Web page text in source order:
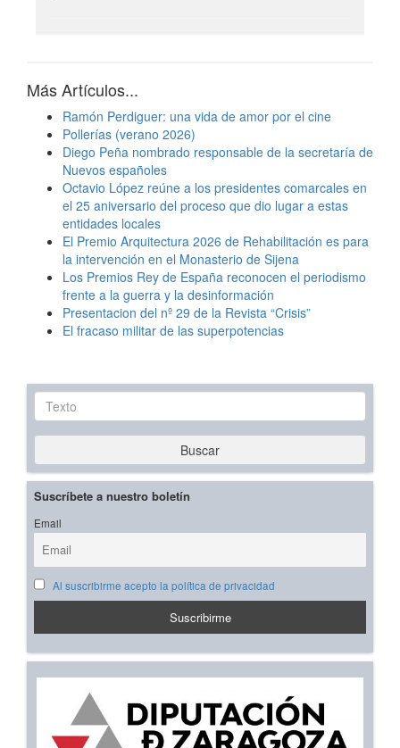
Más Artículos...
Ramón Perdiguer: una vida de amor por el cine
Pollerías (verano 2026)
Diego Peña nombrado responsable de la secretaría de
Nuevos españoles
Octavio López reúne a los presidentes comarcales en
el 25 aniversario del proceso que dio lugar a estas
entidades locales
El Premio Arquitectura 2026 de Rehabilitación es para
la intervención en el Monasterio de Sijena
Los Premios Rey de España reconocen el periodismo
frente a la guerra y la desinformación
Presentacion del nº 29 de la Revista “Crisis”
El fracaso militar de las superpotencias
Texto
Buscar
Suscríbete a nuestro boletín
Email
Al suscribirme acepto la política de privacidad